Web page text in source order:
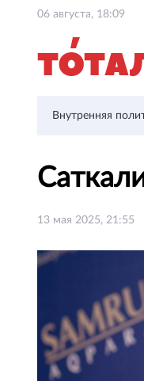
06 августа, 18:09
Внутренняя
13 мая 2025, 21:55